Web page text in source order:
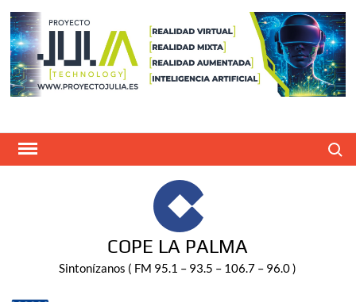
Saltar
contenido
COPE LA PALMA
Sintonízanos ( FM 95.1 – 93.5 – 106.7 – 96.0 )